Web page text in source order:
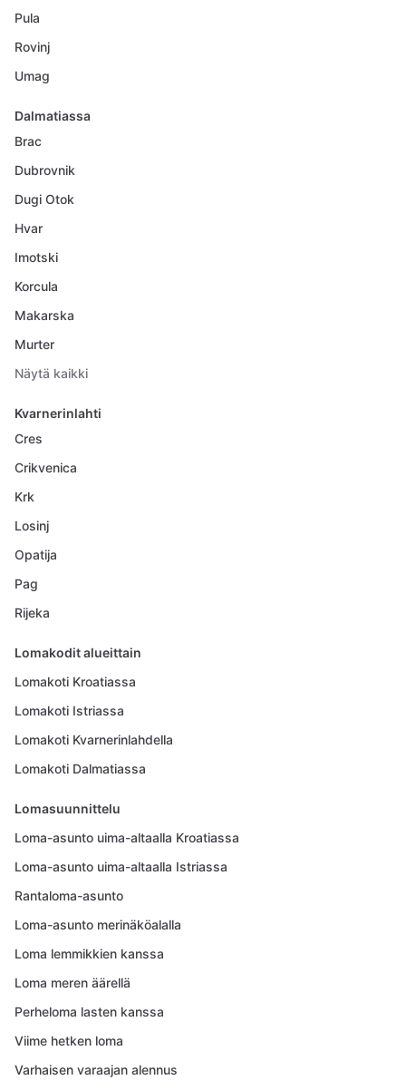
Pula
Rovinj
Umag
Dalmatiassa
Brac
Dubrovnik
Dugi Otok
Hvar
Imotski
Korcula
Makarska
Murter
Näytä kaikki
Kvarnerinlahti
Cres
Crikvenica
Krk
Losinj
Opatija
Pag
Rijeka
Lomakodit alueittain
Lomakoti Kroatiassa
Lomakoti Istriassa
Lomakoti Kvarnerinlahdella
Lomakoti Dalmatiassa
Lomasuunnittelu
Loma-asunto uima-altaalla Kroatiassa
Loma-asunto uima-altaalla Istriassa
Rantaloma-asunto
Loma-asunto merinäköalalla
Loma lemmikkien kanssa
Loma meren äärellä
Perheloma lasten kanssa
Viime hetken loma
Varhaisen varaajan alennus